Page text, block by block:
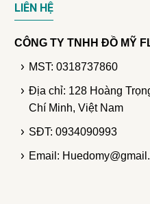
LIÊN HỆ
CÔNG TY TNHH ĐỒ MỸ
MST: 0318737860
Địa chỉ: 128 Hoàng
Chí Minh, Việt Nam
SĐT: 0934090993
Email: